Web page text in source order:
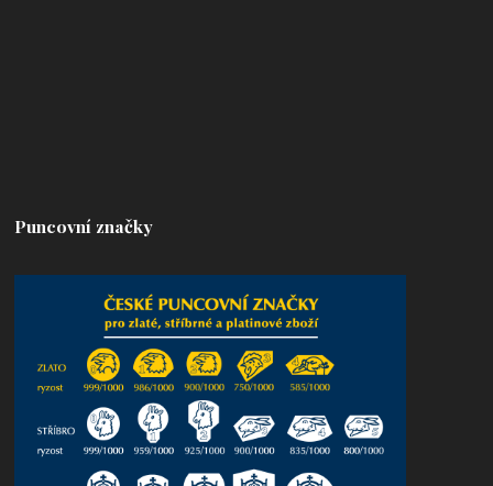
Puncovní značky